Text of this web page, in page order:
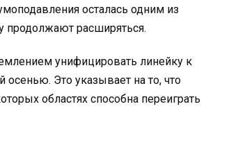
осталась одним из
продолжают расширяться.
унифицировать линейку к
осенью. Это указывает на то, что
областях способна переиграть